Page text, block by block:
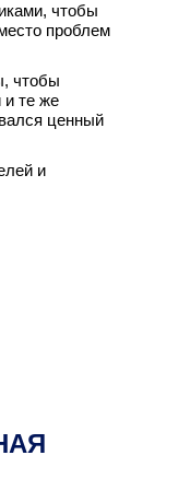
чтобы
проблем
и
чтобы
и те же
ценный